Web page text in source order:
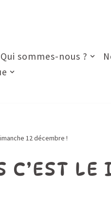
Qui sommes-nous ?
12 décembre !
C’EST LE